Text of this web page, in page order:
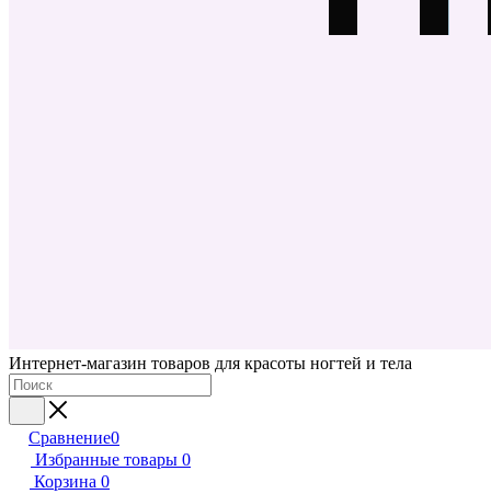
Интернет-магазин товаров для красоты ногтей и тела
Сравнение0
Избранные товары 0
Корзина 0